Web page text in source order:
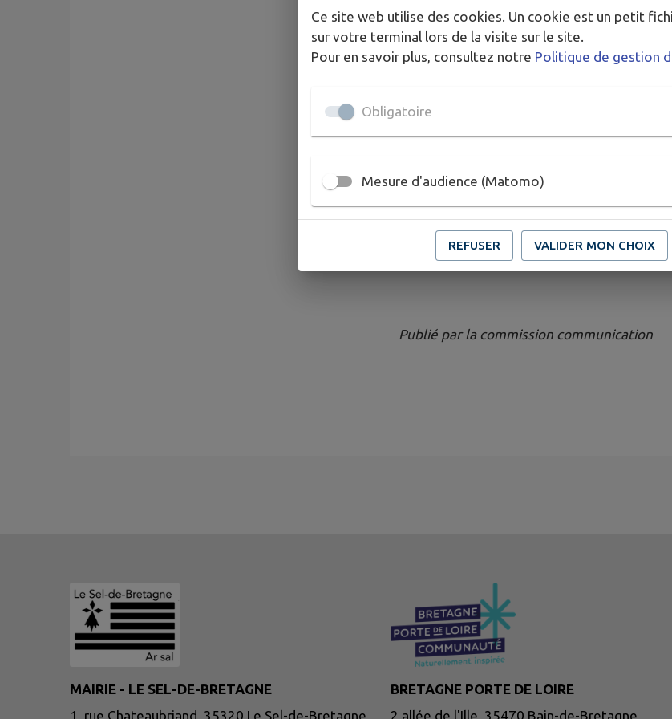
la ventilation des locaux, source d’un
carbone pour les occupants. Il est
renouveler l’air intérieur et d’évacuer
En cas de suspicion d’une intoxication au
nausées, vomissements…)
consignes
Aérer immédiatement les locaux en
Faire évacuer les lieux ;
Appeler les secours (112, 18 ou 15
un centre antipoison (numéro
Ne réintégrer les locaux qu’après
Publié par la commission communication
MAIRIE - LE SEL-DE-BRETAGNE
1, rue Chateaubriand, 35320 Le Sel-de-Bretagne
BRETAGNE PORTE DE LOIRE
2 allée de l'Ille, 35470 Bain-de-Bretagne
Ce site web utilise des cookies. Un cookie est un petit
sur votre terminal lors de la visite sur le site.
Pour en savoir plus, consultez notre Politique de gestion
Obligatoire
Mesure d'audience (Matomo)
REFUSER VALIDER MON CHOIX